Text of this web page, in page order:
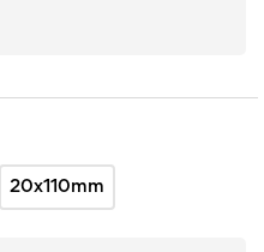
20x110mm